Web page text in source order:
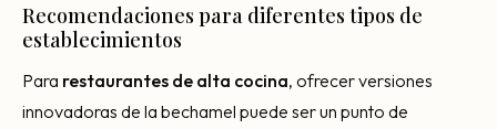
Recomendaciones para diferentes tipos de
establecimientos
Para restaurantes de alta cocina, ofrecer versiones
innovadoras de la bechamel puede ser un punto de